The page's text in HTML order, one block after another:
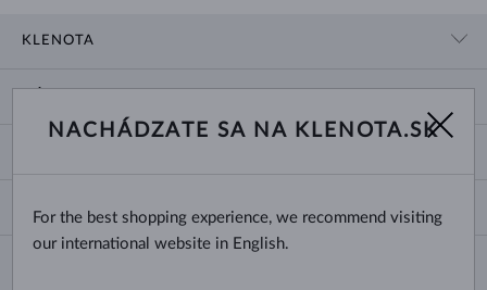
KLENOTA
O NÁS
DODANIE A PLATBA ZA TOVAR
VÝBER SVADOBNÝCH OBRÚČOK
CERTIFIKÁTY PRAVOSTI
TYPY A DĹŽKY RETIAZOK
DĹŽKY NÁRAMKOV
Slovensko
NACHÁDZATE SA NA KLENOTA.SK
For the best shopping experience, we recommend visiting
our international website in English.